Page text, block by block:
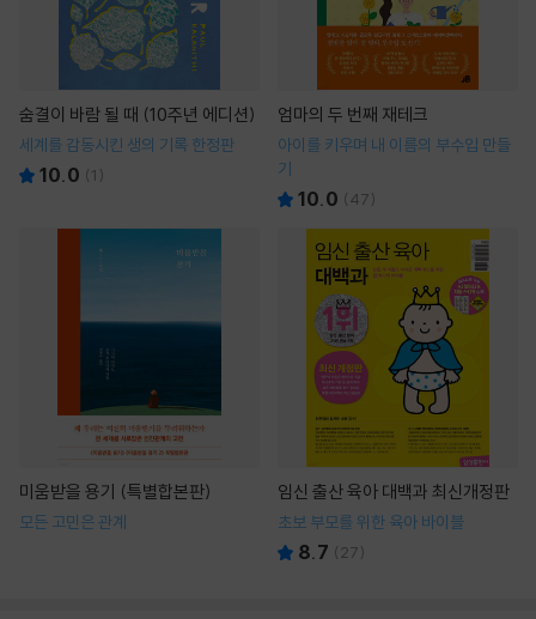
숨결이 바람 될 때 (10주년 에디션)
세계를 감동시킨 생의 기록 한정판
10.0 (1 )
엄마의 두 번째 재테크
아이를 키우며 내 이름의 부수입 만들
기
10.0 (47)
미움받을 용기 (특별합본판)
모든 고민은 관계
임신 출산 육아 대백과 최신개정판
초보 부모를 위한 육아 바이블
8.7 ( 27)